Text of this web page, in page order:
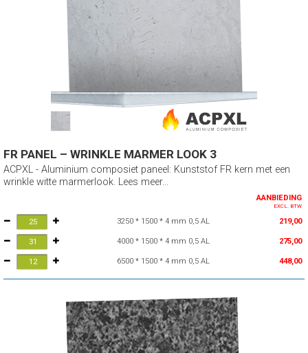
FR PANEL – WRINKLE MARMER LOOK 3
ACPXL - Aluminium composiet paneel: Kunststof FR kern met een
wrinkle witte marmerlook. Lees meer...
AANBIEDING
EXCL. BTW
3250 * 1500 * 4 mm 0,5 AL 219,00
4000 * 1500 * 4 mm 0,5 AL 275,00
6500 * 1500 * 4 mm 0,5 AL 448,00